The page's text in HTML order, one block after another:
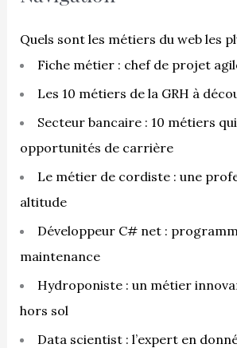
c
h
Quels sont les métiers du web les
Fiche métier : chef de projet
Les 10 métiers de la GRH à
Secteur bancaire : 10 métiers
opportunités de carrière
Le métier de cordiste : une
altitude
Développeur C# net :
maintenance
Hydroponiste : un métier
hors sol
Data scientist : l’expert en